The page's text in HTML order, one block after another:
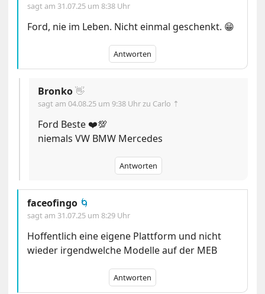
sagt am 31.07.25 um 8:38 Uhr
Ford, nie im Leben. Nicht einmal geschenkt. 😁
Antworten
Bronko👋
sagt am04.08.25 um 9:38 Uhrzu Carlo ⇡
Ford Beste ❤️💯
niemals VW BMW Mercedes
Antworten
faceofingo 🌀
sagt am 31.07.25 um 8:29 Uhr
Hoffentlich eine eigene Plattform und nicht
wieder irgendwelche Modelle auf der MEB
Antworten